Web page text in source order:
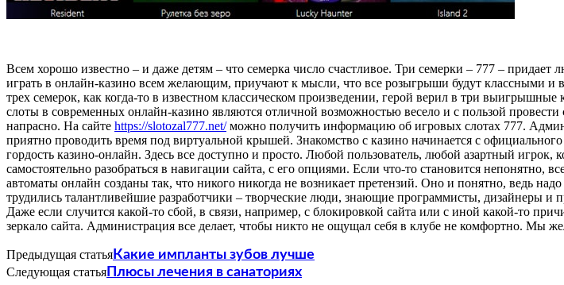
Всем хорошо известно – и даже детям – что семерка число счастливое. Три семерки – 777 –
играть в онлайн-казино всем желающим, приучают к мысли, что все розыгрыши будут классными и
трех семерок, как когда-то в известном классическом произведении, герой верил в три
слоты в современных онлайн-казино являются отличной возможностью весело и с пользой
напрасно. На сайте https://slotozal777.net/можно получить информацию об игровых слотах 777.
приятно проводить время под виртуальной крышей. Знакомство с казино начинается с
гордость казино-онлайн. Здесь все доступно и просто. Любой пользователь, любой азартный
самостоятельно разобраться в навигации сайта, с его опциями. Если что-то становится
автоматы онлайн созданы так, что никого никогда не возникает претензий. Оно и понятно, ведь
трудились талантливейшие разработчики – творческие люди, знающие программисты, дизайнеры
Даже если случится какой-то сбой, в связи, например, с блокировкой сайта или с иной какой-то
зеркало сайта. Администрация все делает, чтобы никто не ощущал себя в клубе не комфортно. Мы
Предыдущая статьяКакие импланты зубов лучше
Следующая статья Плюсы лечения в санаториях